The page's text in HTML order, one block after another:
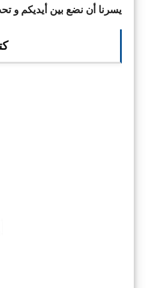
يسرنا أن نضع بين أيديكم و